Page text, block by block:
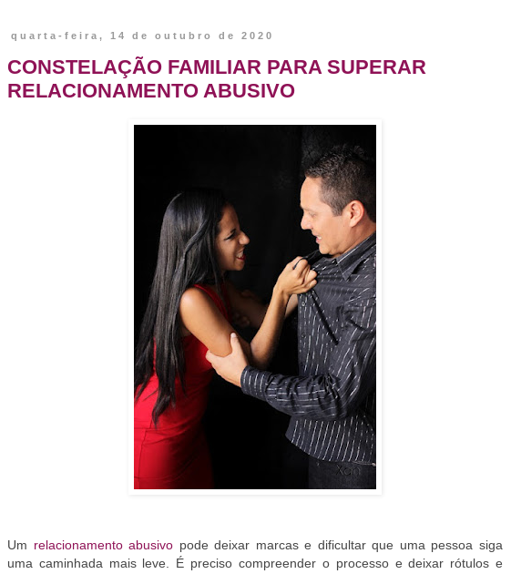
quarta-feira, 14 de outubro de 2020
CONSTELAÇÃO FAMILIAR PARA SUPERAR
RELACIONAMENTO ABUSIVO
Um relacionamento abusivo pode deixar marcas e dificultar que uma pessoa siga
uma caminhada mais leve. É preciso compreender o processo e deixar rótulos e